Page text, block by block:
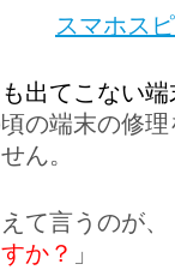
スマホス
出てこない端
の端末の修理
ん。
て言うのが、
か？ 」